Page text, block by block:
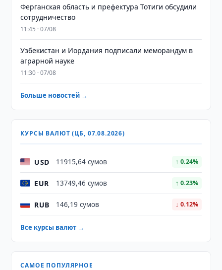
Ферганская область и префектура Тотиги обсудили
сотрудничество
11:45 · 07/08
Узбекистан и Иордания подписали меморандум в
аграрной науке
11:30 · 07/08
Больше новостей →
КУРСЫ ВАЛЮТ (ЦБ, 07.08.2026)
USD 11915,64 сумов ↑ 0.24%
EUR 13749,46 сумов ↑ 0.23%
RUB 146,19 сумов ↓ 0.12%
Все курсы валют →
САМОЕ ПОПУЛЯРНОЕ